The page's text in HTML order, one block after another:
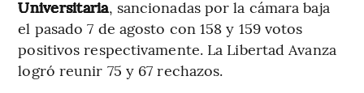
Universitaria, sancionadas por la cámara baja
el pasado 7 de agosto con 158 y 159 votos
positivos respectivamente. La Libertad Avanza
logró reunir 75 y 67 rechazos.